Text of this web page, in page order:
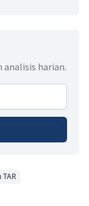
analisis harian.
TAR